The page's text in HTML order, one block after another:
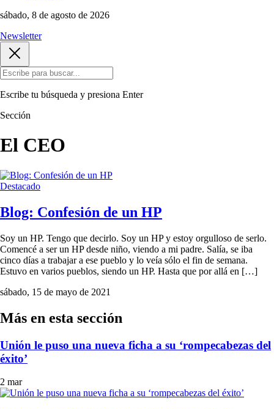
sábado, 8 de agosto de 2026
Newsletter
Escribe tu búsqueda y presiona Enter
Sección
El CEO
Destacado
Blog: Confesión de un HP
Soy un HP. Tengo que decirlo. Soy un HP y estoy orgulloso de serlo.
Comencé a ser un HP desde niño, viendo a mi padre. Salía, se iba
cinco días a trabajar a ese pueblo y lo veía sólo el fin de semana.
Estuvo en varios pueblos, siendo un HP. Hasta que por allá en […]
sábado, 15 de mayo de 2021
Más en esta sección
Unión le puso una nueva ficha a su ‘rompecabezas del
éxito’
2 mar